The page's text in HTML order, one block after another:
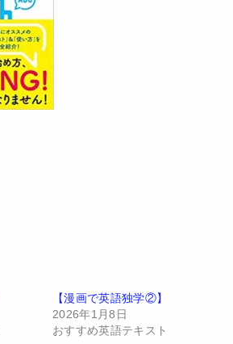
【漫画で英語独学②】
2026年1月8日
おすすめ英語テキスト